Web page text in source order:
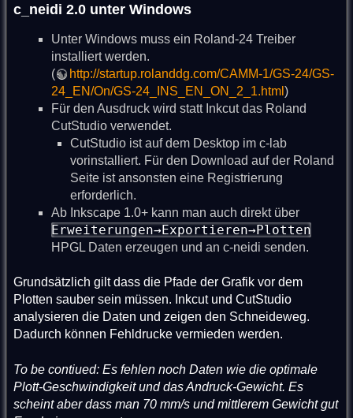
c_neidi 2.0 unter Windows
Unter Windows muss ein Roland-24 Treiber
installiert werden.
(
http://startup.rolanddg.com/CAMM-1/GS-24/GS-
24_EN/On/GS-24_INS_EN_ON_2_1.html )
Für den Ausdruck wird statt Inkcut das Roland
CutStudio verwendet.
CutStudio ist auf dem Desktop im c-lab
vorinstalliert. Für den Download auf der Roland
Seite ist ansonsten eine Registrierung
erforderlich.
Ab Inkscape 1.0+ kann man auch direkt über
Erweiterungen→Exportieren→Plotten
HPGL Daten erzeugen und an c-neidi senden.
Grundsätzlich gilt dass die Pfade der Grafik vor dem
Plotten sauber sein müssen. Inkcut und CutStudio
analysieren die Daten und zeigen den Schneideweg.
Dadurch können Fehldrucke vermieden werden.
To be contiued: Es fehlen noch Daten wie die optimale
Plott-Geschwindigkeit und das Andruck-Gewicht. Es
scheint aber dass man 70 mm/s und mittlerem Gewicht gut